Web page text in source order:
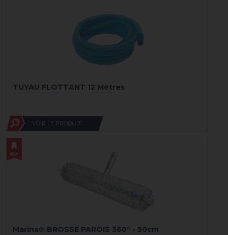
TUYAU FLOTTANT 12 Mètres
VOIR LE PRODUIT
Marina® BROSSE PAROIS 360° - 50cm